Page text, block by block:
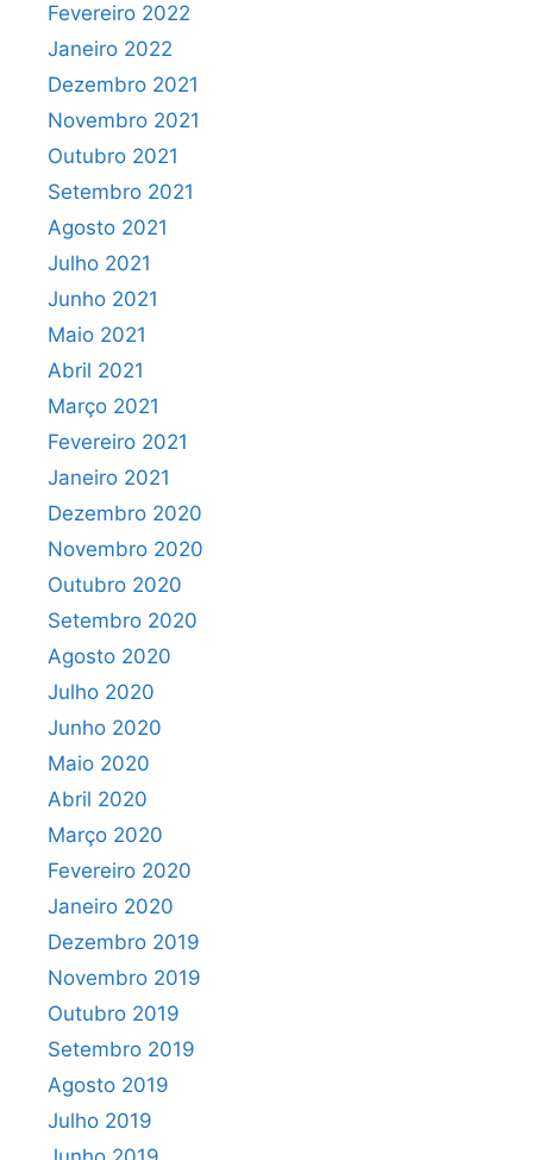
Fevereiro 2022
Janeiro 2022
Dezembro 2021
Novembro 2021
Outubro 2021
Setembro 2021
Agosto 2021
Julho 2021
Junho 2021
Maio 2021
Abril 2021
Março 2021
Fevereiro 2021
Janeiro 2021
Dezembro 2020
Novembro 2020
Outubro 2020
Setembro 2020
Agosto 2020
Julho 2020
Junho 2020
Maio 2020
Abril 2020
Março 2020
Fevereiro 2020
Janeiro 2020
Dezembro 2019
Novembro 2019
Outubro 2019
Setembro 2019
Agosto 2019
Julho 2019